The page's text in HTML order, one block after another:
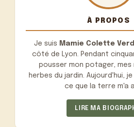
À PROPOS
Je suis Mamie Colette
côté de Lyon. Pendant
pousser mon potager,
herbes du jardin. Aujourd'hui,
ce que la terre m'a
LIRE MA